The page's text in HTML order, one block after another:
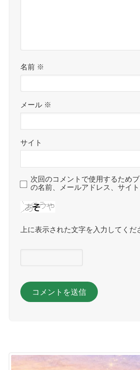
名前 ※
メール ※
サイト
次回のコメントで使用するため
の名前、メールアドレス、サイト
上に表示された文字を入力してくだ